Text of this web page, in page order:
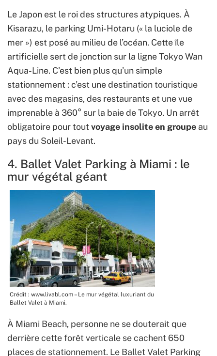
Le Japon est le roi des structures atypiques. À
Kisarazu, le parking Umi-Hotaru (« la luciole de
mer ») est posé au milieu de l’océan. Cette île
artificielle sert de jonction sur la ligne Tokyo Wan
Aqua-Line. C’est bien plus qu’un simple
stationnement : c’est une destination touristique
avec des magasins, des restaurants et une vue
imprenable à 360° sur la baie de Tokyo. Un arrêt
obligatoire pour tout voyage insolite en groupe au
pays du Soleil-Levant.
4. Ballet Valet Parking à Miami : le
mur végétal géant
Crédit : www.livabl.com – Le mur végétal luxuriant du
Ballet Valet à Miami.
À Miami Beach, personne ne se douterait que
derrière cette forêt verticale se cachent 650
places de stationnement. Le Ballet Valet Parking